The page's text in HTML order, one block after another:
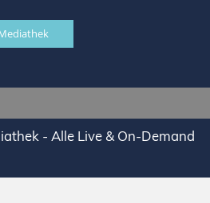
- Alle Live & On-Demand
Lade SPORTDIGITAL+ Mediathek